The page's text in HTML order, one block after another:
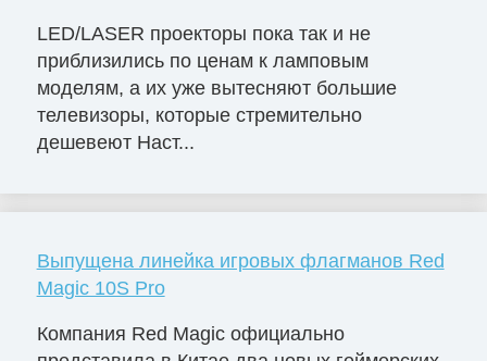
LED/LASER проекторы пока так и не
приблизились по ценам к ламповым
моделям, а их уже вытесняют большие
телевизоры, которые стремительно
дешевеют Наст...
Выпущена линейка игровых флагманов Red
Magic 10S Pro
Компания Red Magic официально